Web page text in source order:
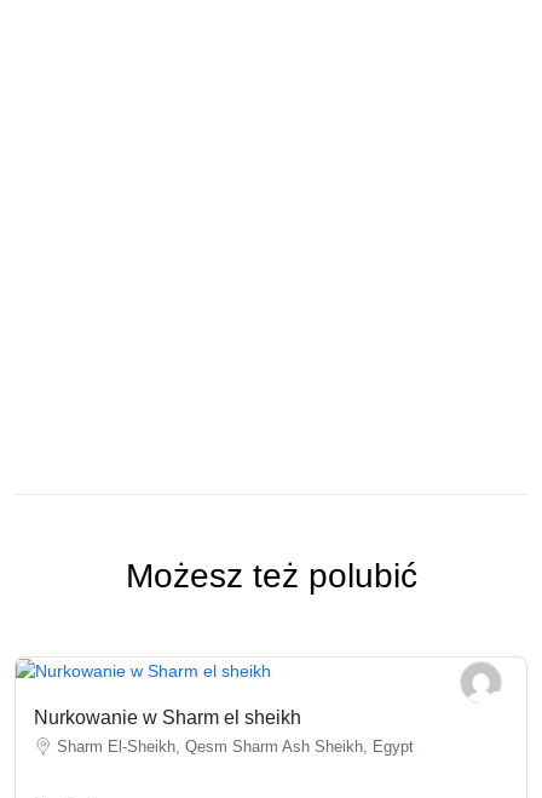
Możesz też polubić
Nurkowanie w Sharm el sheikh
Sharm El-Sheikh, Qesm Sharm Ash Sheikh, Egypt